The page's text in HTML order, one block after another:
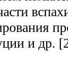
и др.